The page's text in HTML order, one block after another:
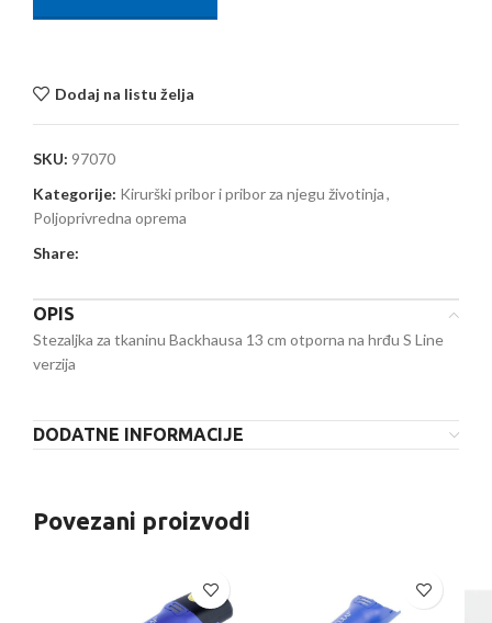
Dodaj na listu želja
SKU: 97070
Kategorije: Kirurški pribor i pribor za njegu životinja,
Poljoprivredna oprema
Share:
OPIS
Stezaljka za tkaninu Backhausa 13 cm otporna na hrđu S Line
verzija
DODATNE INFORMACIJE
Povezani proizvodi